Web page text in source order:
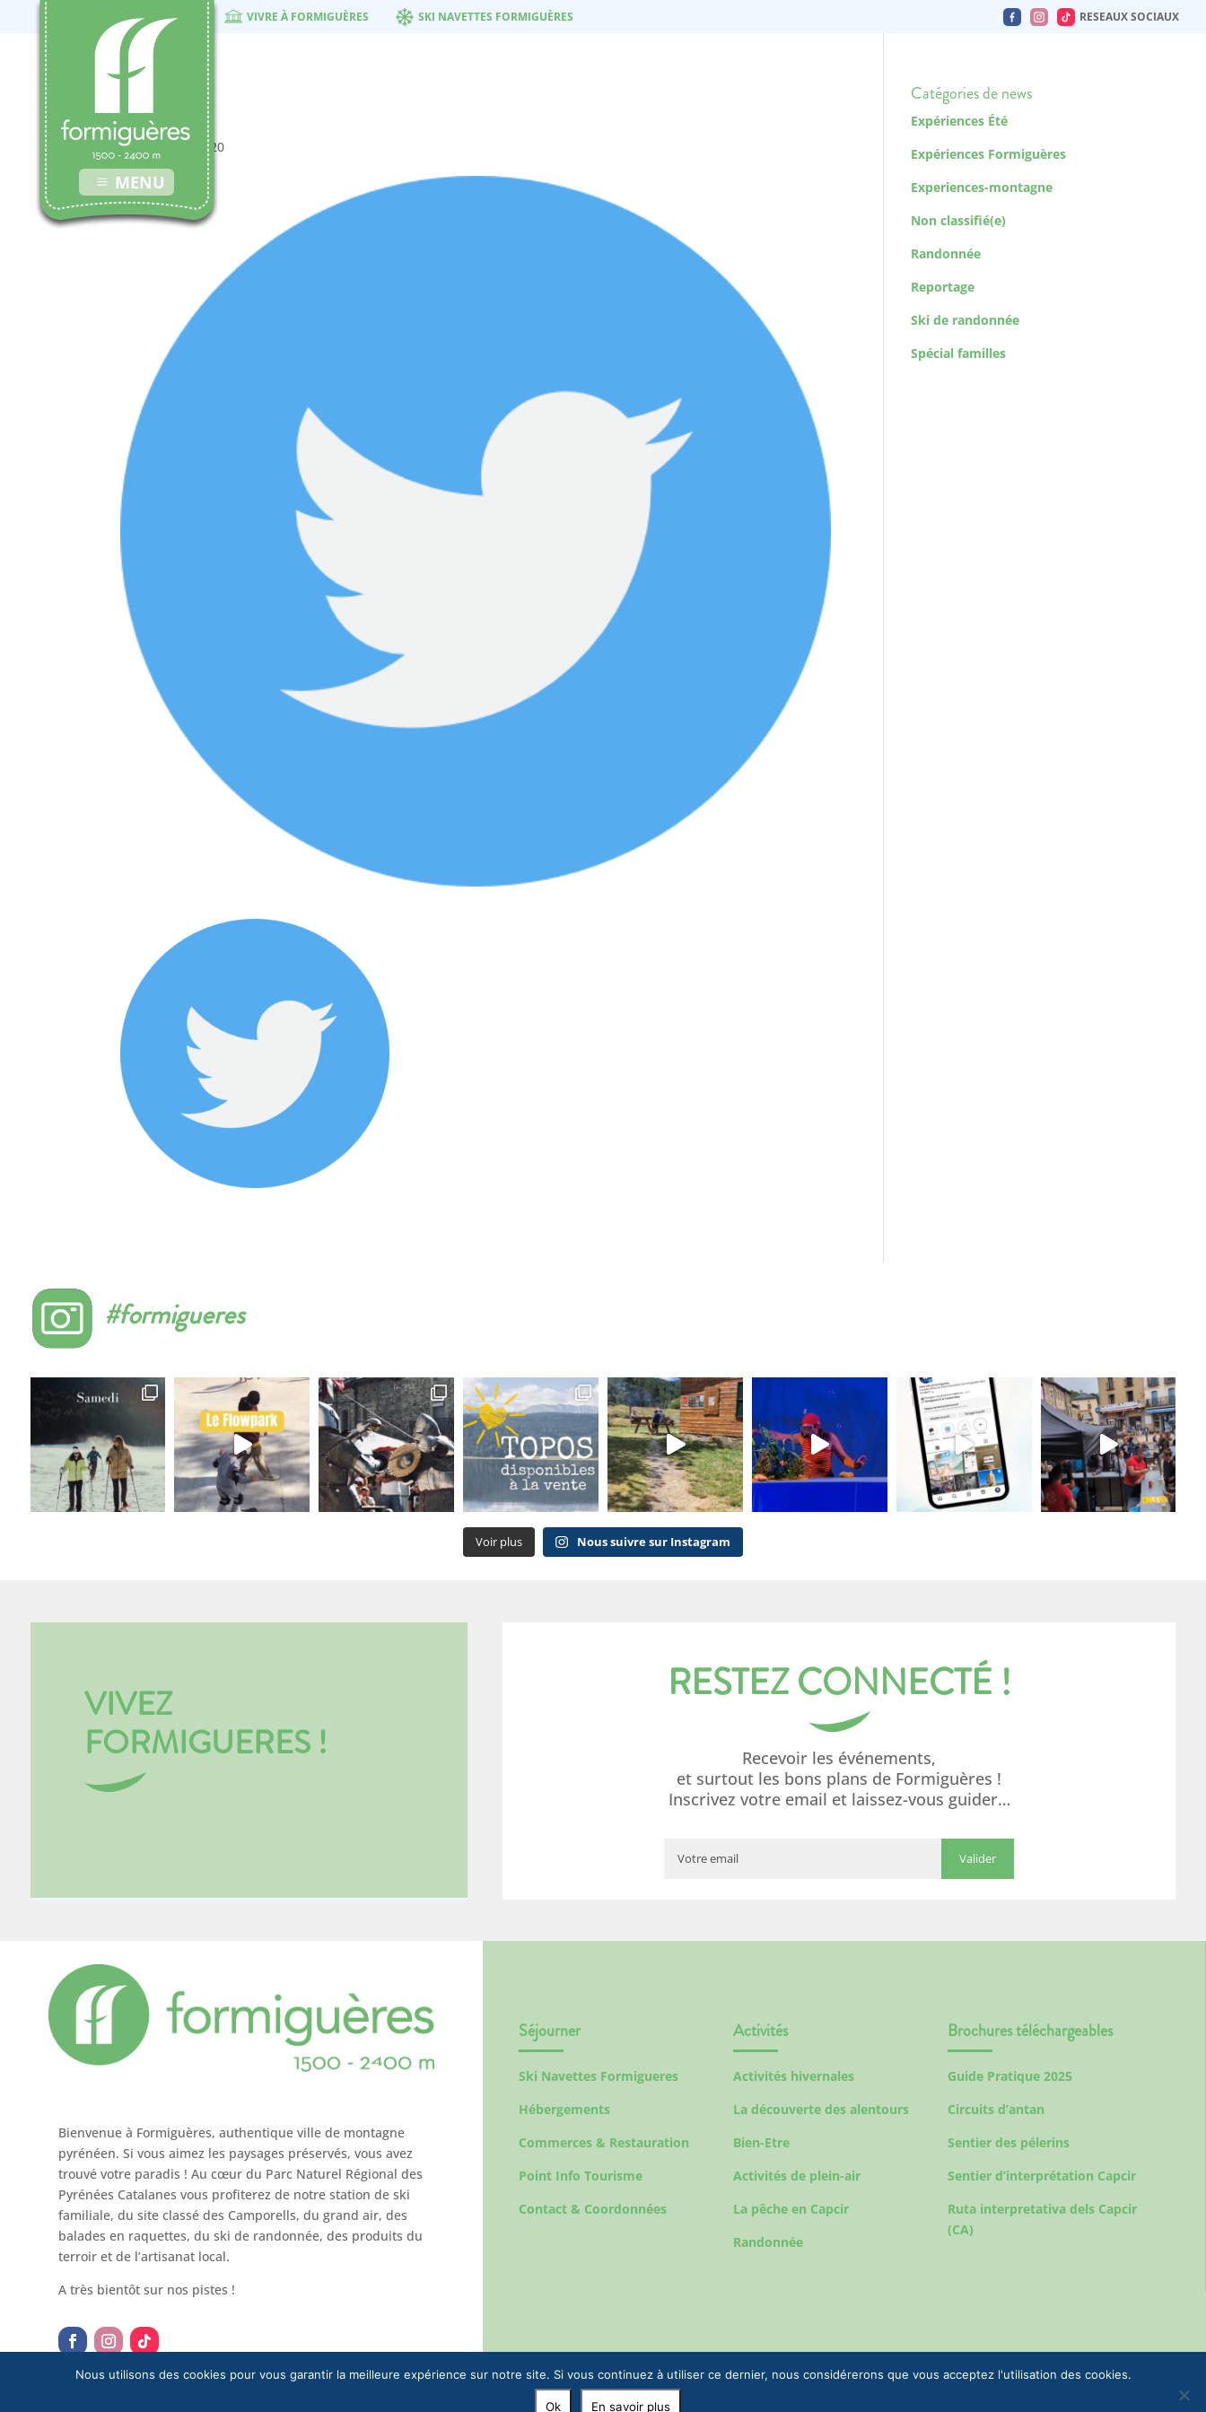
MENU
VIVRE À FORMIGUÈRES SKI NAVETTES FORMIGUÈRES RESEAUX SOCIAUX
1 décembre 2020
Catégories de news
Expériences Été
Expériences Formiguères
Experiences-montagne
Non classifié(e)
Randonnée
Reportage
Ski de randonnée
Spécial familles
#formigueres
Voir plus Nous suivre sur Instagram
VIVEZ
FORMIGUERES !
RESTEZ CONNECTÉ !
Recevoir les événements,
et surtout les bons plans de Formiguères !
Inscrivez votre email et laissez-vous guider…
Bienvenue à Formiguères, authentique ville de montagne
pyrénéen. Si vous aimez les paysages préservés, vous avez
trouvé votre paradis ! Au cœur du Parc Naturel Régional des
Pyrénées Catalanes vous profiterez de notre station de ski
familiale, du site classé des Camporells, du grand air, des
balades en raquettes, du ski de randonnée, des produits du
terroir et de l’artisanat local.
A très bientôt sur nos pistes !
Séjourner
Ski Navettes Formigueres
Hébergements
Commerces & Restauration
Point Info Tourisme
Contact & Coordonnées
Activités
Activités hivernales
La découverte des alentours
Bien-Etre
Activités de plein-air
La pêche en Capcir
Randonnée
Brochures téléchargeables
Guide Pratique 2025
Circuits d’antan
Sentier des pélerins
Sentier d’interprétation Capcir
Ruta interpretativa dels Capcir
(CA)
Nous utilisons des cookies pour vous garantir la meilleure expérience sur notre site. Si vous continuez à utiliser ce dernier, nous considérerons que vous acceptez l'utilisation des cookies.
Ok En savoir plus